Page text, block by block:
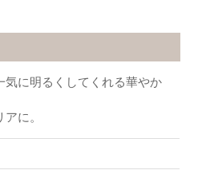
に明るくしてくれる華やか
に。